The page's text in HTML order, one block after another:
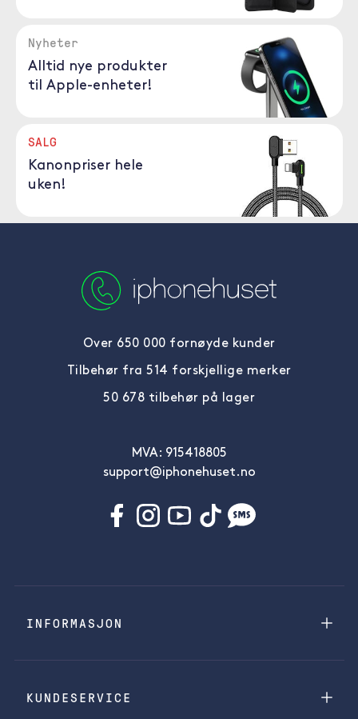
Nyheter
Alltid nye produkter
til Apple-enheter!
SALG
Kanonpriser hele
uken!
Over 650 000 fornøyde kunder
Tilbehør fra 514 forskjellige merker
50 678 tilbehør på lager
MVA: 915418805
support@iphonehuset.no
INFORMASJON
KUNDESERVICE